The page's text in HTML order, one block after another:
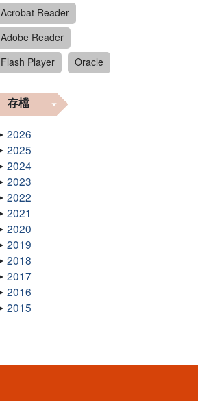
Acrobat Reader
Adobe Reader
Flash Player
Oracle
存檔
2026
2025
2024
2023
2022
2021
2020
2019
2018
2017
2016
2015